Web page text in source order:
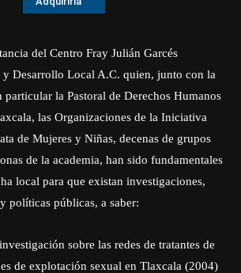
del Centro Fray Julián Garcés
y Desarrollo Local A.C. quien, junto con la
particular la Pastoral de Derechos Humanos
las Organizaciones de la Iniciativa
de Mujeres y Niñas, decenas de grupos
de la academia, han sido fundamentales
local para que existan investigaciones,
políticas públicas, a saber:
sobre las redes de tratantes de
de explotación sexual en Tlaxcala (2004)